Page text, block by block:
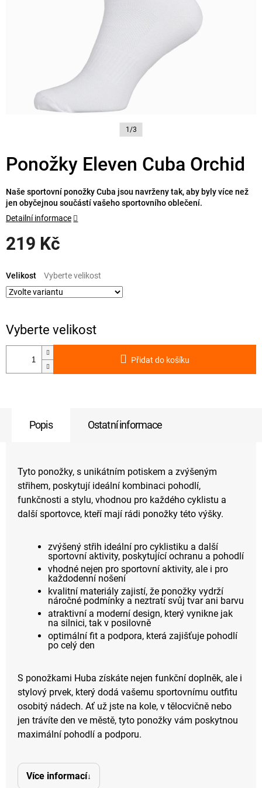
1/3
Ponožky Eleven Cuba Orchid
219 Kč
cena:
Velikost
Přidat do košíku
Naše sportovní ponožky Cuba jsou navrženy tak, aby byly více než
jen obyčejnou součástí vašeho sportovního oblečení.
Detailní informace
Popis Ostatní informace
Tyto ponožky, s unikátním potiskem a zvýšeným
střihem, poskytují ideální kombinaci pohodlí,
funkčnosti a stylu, vhodnou pro každého cyklistu a
další sportovce, kteří mají rádi ponožky této výšky.
zvýšený střih ideální pro cyklistiku a další
sportovní aktivity, poskytující ochranu a pohodlí
vhodné nejen pro sportovní aktivity, ale i pro
každodenní nošení
kvalitní materiály zajistí, že ponožky vydrží
náročné podmínky a neztratí svůj tvar ani barvu
atraktivní a moderní design, který vynikne jak
na silnici, tak v posilovně
optimální fit a podpora, která zajišťuje pohodlí
po celý den
S ponožkami Huba získáte nejen funkční doplněk, ale i
stylový prvek, který dodá vašemu sportovnímu outfitu
osobitý nádech. Ať už jste na kole, v tělocvičně nebo
jen trávíte den ve městě, tyto ponožky vám poskytnou
maximální pohodlí a podporu.
Více informací